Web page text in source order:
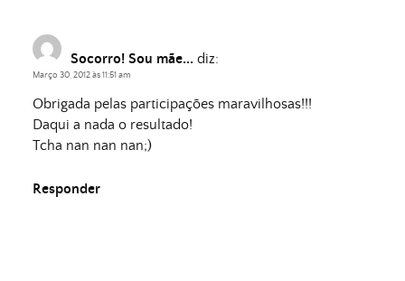
Socorro! Sou mãe... diz:
Março 30, 2012 às 11:51 am
Obrigada pelas participações maravilhosas!!!
Daqui a nada o resultado!
Tcha nan nan nan;)
Responder